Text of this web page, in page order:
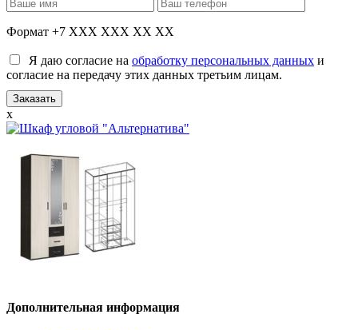
Формат +7 XXX XXX XX XX
Я даю согласие на обработку персональных данных и
согласие на передачу этих данных третьим лицам.
x
Дополнительная информация